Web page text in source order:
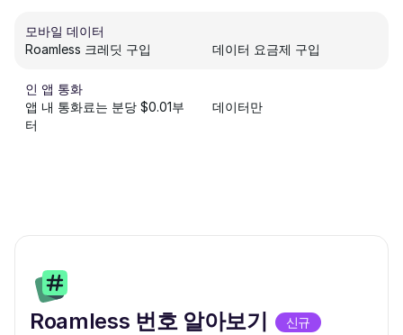
모바일 데이터
Roamless 크레딧 구입
데이터 요금제 구입
인 앱 통화
앱 내 통화료는 분당 $0.01부
터
데이터만
Roamless 번호 알아보기
신규